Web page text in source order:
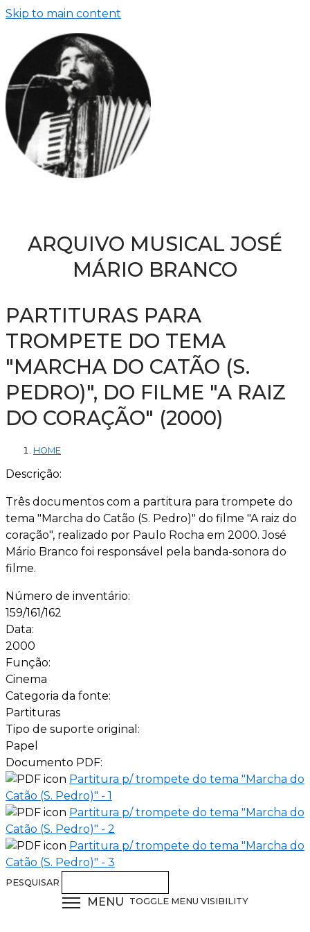
Skip to main content
ARQUIVO MUSICAL JOSÉ
MÁRIO BRANCO
PARTITURAS PARA
TROMPETE DO TEMA
"MARCHA DO CATÃO (S.
PEDRO)", DO FILME "A RAIZ
DO CORAÇÃO" (2000)
HOME
Descrição:
Três documentos com a partitura para trompete do
tema "Marcha do Catão (S. Pedro)" do filme "A raiz do
coração", realizado por Paulo Rocha em 2000. José
Mário Branco foi responsável pela banda-sonora do
filme.
Número de inventário:
159/161/162
Data:
2000
Função:
Cinema
Categoria da fonte:
Partituras
Tipo de suporte original:
Papel
Documento PDF:
Partitura p/ trompete do tema "Marcha do
Catão (S. Pedro)" - 1
Partitura p/ trompete do tema "Marcha do
Catão (S. Pedro)" - 2
Partitura p/ trompete do tema "Marcha do
Catão (S. Pedro)" - 3
PESQUISAR
MENU TOGGLE MENU VISIBILITY